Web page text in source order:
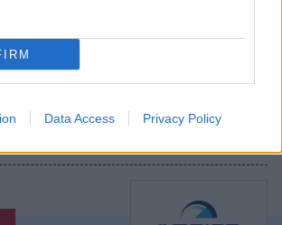
Data Access Privacy Policy
Link másolása Email küldés
FOCI #NB I
#ÁTIGAZOLÁSOK